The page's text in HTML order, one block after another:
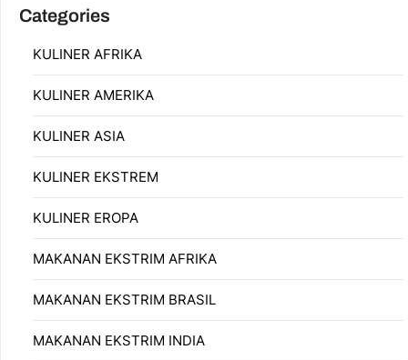
Categories
KULINER AFRIKA
KULINER AMERIKA
KULINER ASIA
KULINER EKSTREM
KULINER EROPA
MAKANAN EKSTRIM AFRIKA
MAKANAN EKSTRIM BRASIL
MAKANAN EKSTRIM INDIA